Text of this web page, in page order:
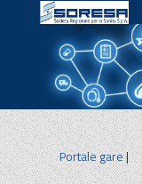
Portale gare|